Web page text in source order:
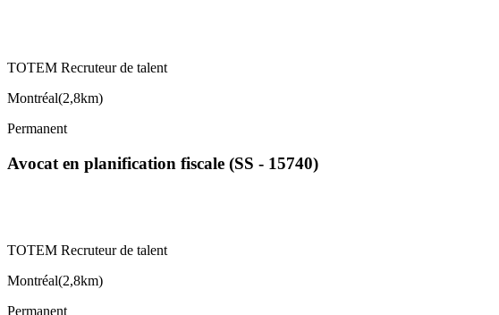
TOTEM Recruteur de talent
Montréal(2,8km)
Permanent
Avocat en planification fiscale (SS - 15740)
TOTEM Recruteur de talent
Montréal(2,8km)
Permanent